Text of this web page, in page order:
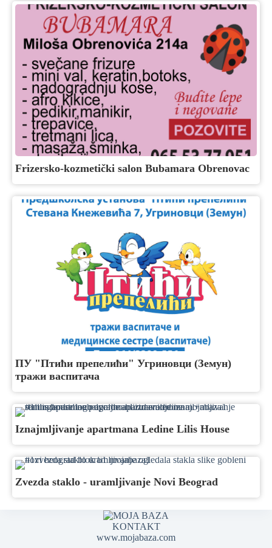
Frizersko-kozmetički salon Bubamara Obrenovac
ПУ "Птићи препелићи" Угриновци (Земун)
тражи васпитача
Iznajmljivanje apartmana Ledine Lilis House
Zvezda staklo - uramljivanje Novi Beograd
KONTAKT
www.mojabaza.com